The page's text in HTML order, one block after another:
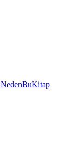
NedenBuKitap